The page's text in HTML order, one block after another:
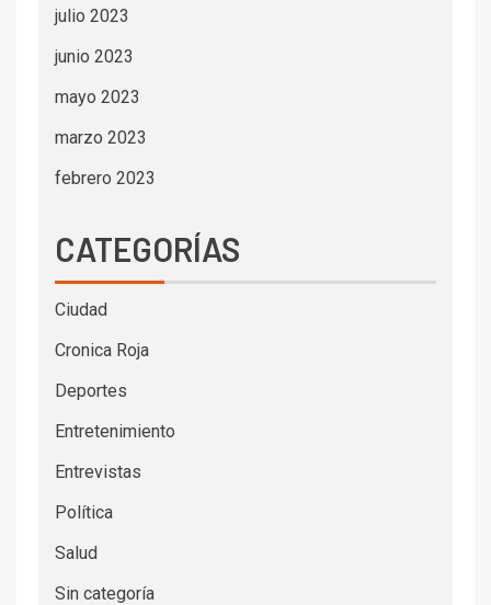
julio 2023
junio 2023
mayo 2023
marzo 2023
febrero 2023
CATEGORÍAS
Ciudad
Cronica Roja
Deportes
Entretenimiento
Entrevistas
Política
Salud
Sin categoría